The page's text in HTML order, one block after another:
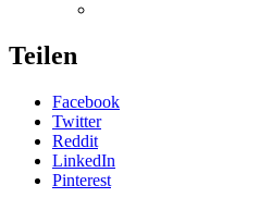
Teilen
Facebook
Twitter
Reddit
LinkedIn
Pinterest